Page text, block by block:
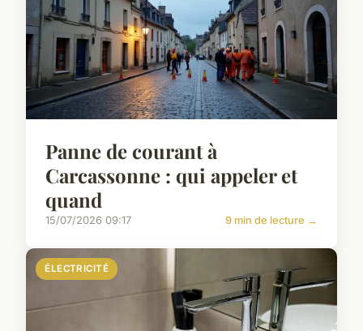
Panne de courant à
Carcassonne : qui appeler et
quand
15/07/2026 09:17 9 min de lecture →
ÉLECTRICITÉ